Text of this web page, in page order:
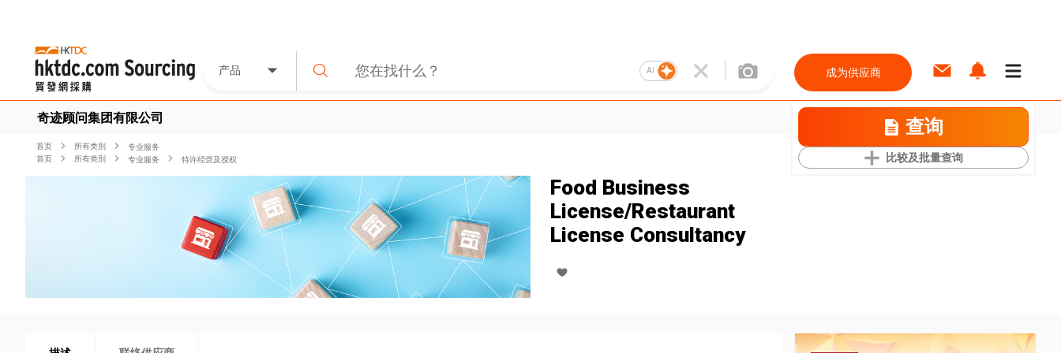
产品 AI 成为供应商
奇迹顾问集团有限公司 查询
比较及批量查询
首页 所有类別
专业服务
首页
所有类別 专业服务 特许经营及授权
Food Business
License/Restaurant
License Consultancy